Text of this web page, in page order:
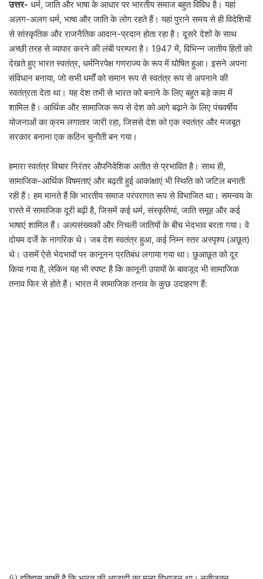
उत्तर- धर्म, जाति और भाषा के आधार पर भारतीय समाज बहुत विविध है। यहां
अलग-अलग धर्म, भाषा और जाति के लोग रहते हैं। यहां पुराने समय से ही विदेशियों
से सांस्कृतिक और राजनैतिक आदान-प्रदान होता रहा है। दूसरे देशों के साथ
अच्छी तरह से व्यापार करने की लंबी परम्परा है। 1947 में, विभिन्न जातीय हितों को
देखते हुए भारत स्वतंत्र, धर्मनिरपेक्ष गणराज्य के रूप में घोषित हुआ। इसने अपना
संविधान बनाया, जो सभी धर्मों को समान रूप से स्वतंत्र रूप से अपनाने की
स्वतंत्रता देता था। यह देश तभी से भारत को बनाने के लिए बहुत बड़े काम में
शामिल है। आर्थिक और सामाजिक रूप से देश को आगे बढ़ाने के लिए पंचवर्षीय
योजनाओं का क्रम लगातार जारी रहा, जिससे देश को एक स्वतंत्र और मजबूत
सरकार बनाना एक कठिन चुनौती बन गया।
हमारा स्वतंत्र विचार निरंतर औपनिवेशिक अतीत से प्रभावित है। साथ ही,
सामाजिक-आर्थिक विषमताएं और बढ़ती हुई आकांक्षाएं भी स्थिति को जटिल बनाती
रही हैं। हम मानते हैं कि भारतीय समाज परंपरागत रूप से विभाजित था। समन्वय के
रास्ते में सामाजिक दूरी बढ़ी है, जिसमें कई धर्म, संस्कृतियां, जाति समूह और कई
भाषाएं शामिल हैं। अल्पसंख्यकों और निचली जातियों के बीच भेदभाव बरता गया। वे
दोयम दर्जे के नागरिक थे। जब देश स्वतंत्र हुआ, कई निम्न स्तर अस्पृश्य (अछूत)
थे। उसमें ऐसे भेदभावों पर कानूनन प्रतिबंध लगाया गया था। छुआछूत को दूर
किया गया है, लेकिन यह भी स्पष्ट है कि कानूनी उपायों के बावजूद भी सामाजिक
तनाव फिर से होते हैं। भारत में सामाजिक तनाव के कुछ उदाहरण हैं: